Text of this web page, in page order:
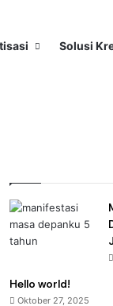
Solusi
Hello world!
Oktober 27, 2025